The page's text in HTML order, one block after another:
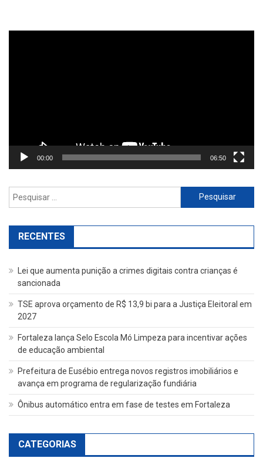
00:00 06:50
Pesquisar
por:
RECENTES
Lei que aumenta punição a crimes digitais contra crianças é
sancionada
TSE aprova orçamento de R$ 13,9 bi para a Justiça Eleitoral em
2027
Fortaleza lança Selo Escola Mó Limpeza para incentivar ações
de educação ambiental
Prefeitura de Eusébio entrega novos registros imobiliários e
avança em programa de regularização fundiária
Ônibus automático entra em fase de testes em Fortaleza
CATEGORIAS